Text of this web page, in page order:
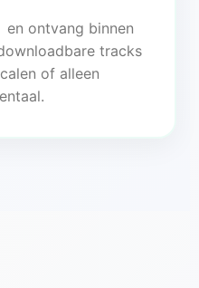
en ontvang binnen
tracks
of alleen